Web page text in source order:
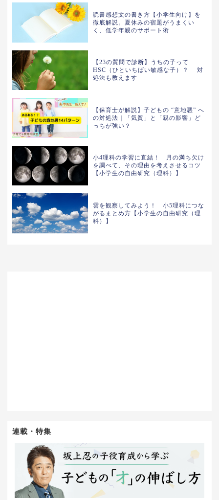
読書感想文の書き方【小学生向け】を
徹底解説。夏休みの宿題がうまくい
く、低学年親のサポート術
【23の質問で診断】うちの子って
HSC（ひといちばい敏感な子）？ 対
処法も教えます
【保育士が解説】子どもの “意地悪” へ
の対処法｜「気質」と「親の影響」ど
っちが強い？
小4理科の学習に直結！ 月の満ち欠け
を調べて、その理由を考えさせるコツ
【小学生の自由研究（理科）】
雲を観察してみよう！ 小5理科につな
がるまとめ方【小学生の自由研究（理
科）】
連載・特集